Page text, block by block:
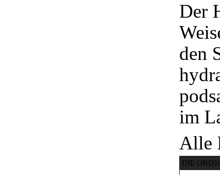
Der
den
im
Alle
DIE